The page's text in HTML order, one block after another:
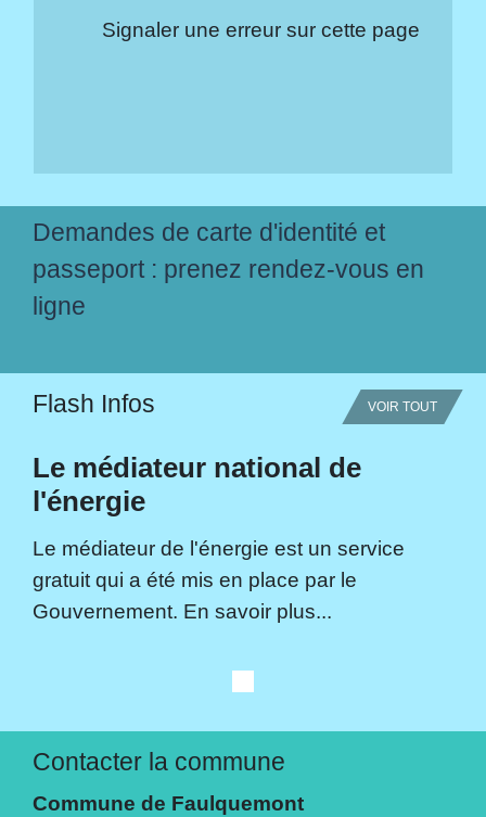
Signaler une erreur sur cette page
Demandes de carte d'identité et
passeport : prenez rendez-vous en
ligne
Flash Infos VOIR TOUT
Le médiateur national de
l'énergie
Le médiateur de l'énergie est un service
gratuit qui a été mis en place par le
Gouvernement. En savoir plus...
Contacter la commune
Commune de Faulquemont